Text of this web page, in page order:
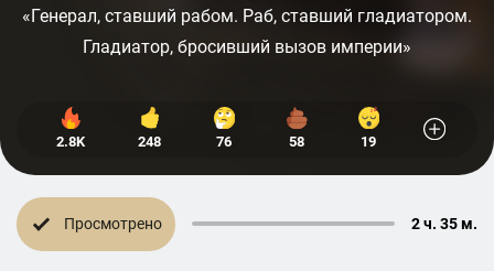
«Генерал, ставший рабом. Раб, ставший гладиатором.
Гладиатор, бросивший вызов империи»
2.8K 248 76 58 19
Просмотрено 2 ч. 35 м.